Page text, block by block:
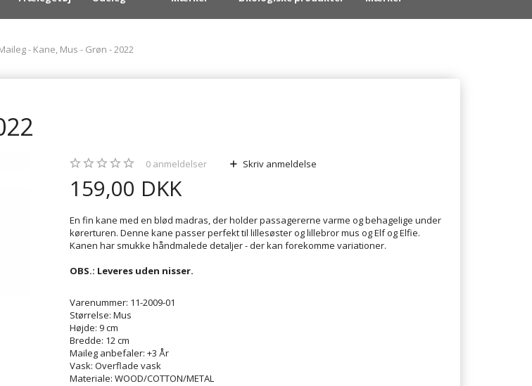
- Kane, Mus - Grøn - 2022
0 anmeldelser Skriv anmeldelse
159,00 DKK
En fin kane med en blød madras, der holder passagererne varme og behagelige under
kørerturen. Denne kane passer perfekt til lillesøster og lillebror mus og Elf og Elfie.
Kanen har smukke håndmalede detaljer - der kan forekomme variationer.
OBS.: Leveres uden nisser.
Varenummer: 11-2009-01
Størrelse: Mus
Højde: 9 cm
Bredde: 12 cm
Maileg anbefaler: +3 År
Vask: Overflade vask
Materiale: WOOD/COTTON/METAL